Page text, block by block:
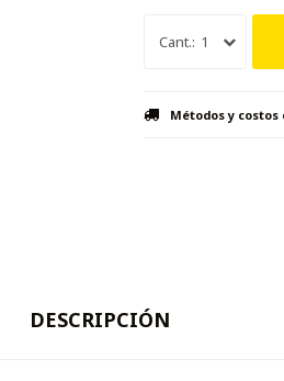
1
Métodos y costos
DESCRIPCIÓN